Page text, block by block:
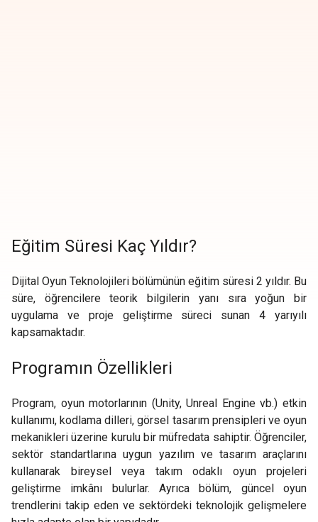
Eğitim Süresi Kaç Yıldır?
Dijital Oyun Teknolojileri bölümünün eğitim süresi 2 yıldır. Bu
süre, öğrencilere teorik bilgilerin yanı sıra yoğun bir
uygulama ve proje geliştirme süreci sunan 4 yarıyılı
kapsamaktadır.
Programın Özellikleri
Program, oyun motorlarının (Unity, Unreal Engine vb.) etkin
kullanımı, kodlama dilleri, görsel tasarım prensipleri ve oyun
mekanikleri üzerine kurulu bir müfredata sahiptir. Öğrenciler,
sektör standartlarına uygun yazılım ve tasarım araçlarını
kullanarak bireysel veya takım odaklı oyun projeleri
geliştirme imkânı bulurlar. Ayrıca bölüm, güncel oyun
trendlerini takip eden ve sektördeki teknolojik gelişmelere